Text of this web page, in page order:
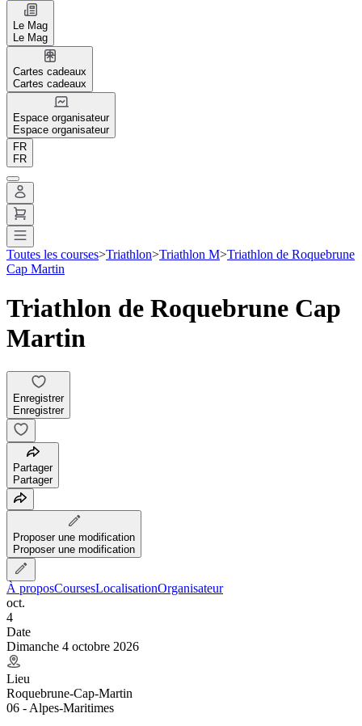
Le Mag
Le Mag
Cartes cadeaux
Cartes cadeaux
Espace organisateur
Espace organisateur
FR
FR
Toutes les courses>Triathlon>Triathlon M>Triathlon de Roquebrune
Cap Martin
Triathlon de Roquebrune Cap
Martin
Enregistrer
Enregistrer
Partager
Partager
Proposer une modification
Proposer une modification
À proposCoursesLocalisationOrganisateur
oct.
4
Date
Dimanche 4 octobre 2026
Lieu
Roquebrune-Cap-Martin
06 - Alpes-Maritimes